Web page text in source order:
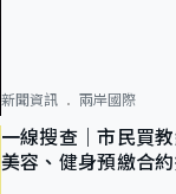
新聞資訊 兩岸國際
一線搜查｜市民買
美容、健身預繳合